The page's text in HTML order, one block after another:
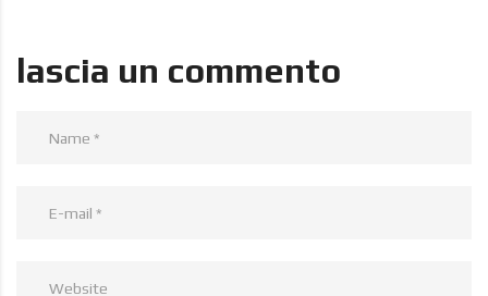
lascia un commento